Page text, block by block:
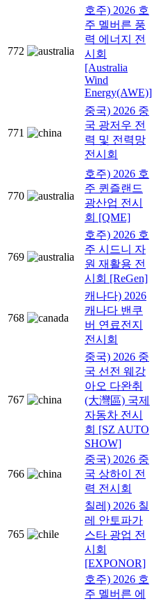
772
호주) 2026 호
주 멜버른 풍
력 에너지 전
시회
[Australia
Wind
Energy(AWE)]
771
중국) 2026 중
국 광저우 전
력 및 전력망
전시회
770
호주) 2026 호
주 퀸즐랜드
광산업 전시
회 [QME]
769
호주) 2026 호
주 시드니 자
원 재활용 전
시회 [ReGen]
768
캐나다) 2026
캐나다 밴쿠
버 연료전지
전시회
767
중국) 2026 중
국 선전 웨강
아오 다완취
(大灣區) 국제
자동차 전시
회 [SZ AUTO
SHOW]
766
중국) 2026 중
국 상하이 전
력 전시회
765
칠레) 2026 칠
레 안토파가
스타 광업 전
시회
[EXPONOR]
호주) 2026 호
주 멜버른 에